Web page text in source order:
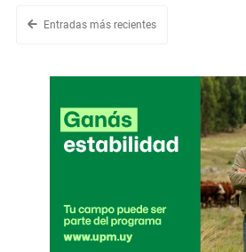
Entradas más recientes